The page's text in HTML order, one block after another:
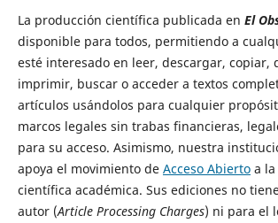
La producción científica publicada en El
disponible para todos, permitiendo a
esté interesado en leer, descargar, copiar,
imprimir, buscar o acceder a textos
artículos usándolos para cualquier
marcos legales sin trabas financieras,
para su acceso. Asimismo, nuestra
apoya el movimiento de Acceso Abiertoa la
científica académica. Sus ediciones no
autor (Article Processing Charges) ni para el